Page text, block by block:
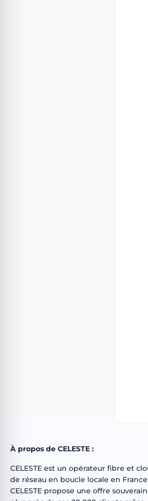
À propos de CELESTE :
CELESTE est un opérateur fibre et
de réseau en boucle locale en
CELESTE propose une offre